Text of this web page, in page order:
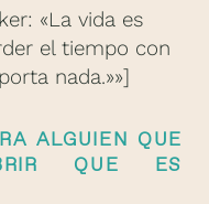
«La vida es
el tiempo con
nada.»»]
ALGUIEN QUE
QUE ES